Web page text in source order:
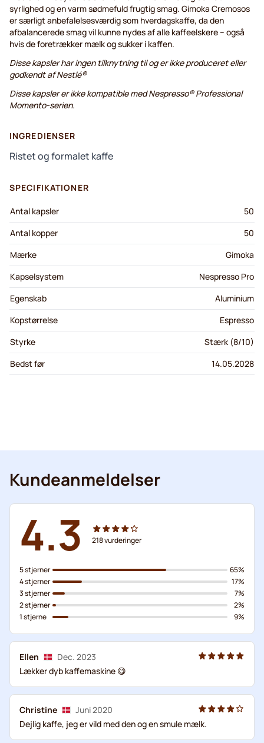
syrlighed og en varm sødmefuld frugtig smag. Gimoka Cremosos
er særligt anbefalelsesværdig som hverdagskaffe, da den
afbalancerede smag vil kunne nydes af alle kaffeelskere – også
hvis de foretrækker mælk og sukker i kaffen.
Disse kapsler har ingen tilknytning til og er ikke produceret eller
godkendt af Nestlé®
Disse kapsler er ikke kompatible med Nespresso® Professional
Momento-serien.
INGREDIENSER
Ristet og formalet kaffe
SPECIFIKATIONER
Antal kapsler
50
Antal kopper
50
Mærke
Gimoka
Kapselsystem
Nespresso Pro
Egenskab
Aluminium
Kopstørrelse
Espresso
Styrke
Stærk (8/10)
Bedst før
14.05.2028
Kundeanmeldelser
4.3 218vurderinger
5 stjerner
4 stjerner
3 stjerner
2 stjerner
1 stjerne
65%
17%
7%
2%
9%
Ellen
Dec. 2023
Lækker dyb kaffemaskine 😋
Christine
Juni 2020
Dejlig kaffe, jeg er vild med den og en smule mælk.